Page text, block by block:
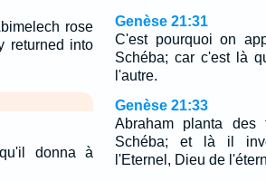
rose
returned into
donna à
Genèse 21:31
C'est pourquoi on
Schéba; car c'est là
l'autre.
Genèse 21:33
Abraham planta des
Schéba; et là il
l'Eternel, Dieu de